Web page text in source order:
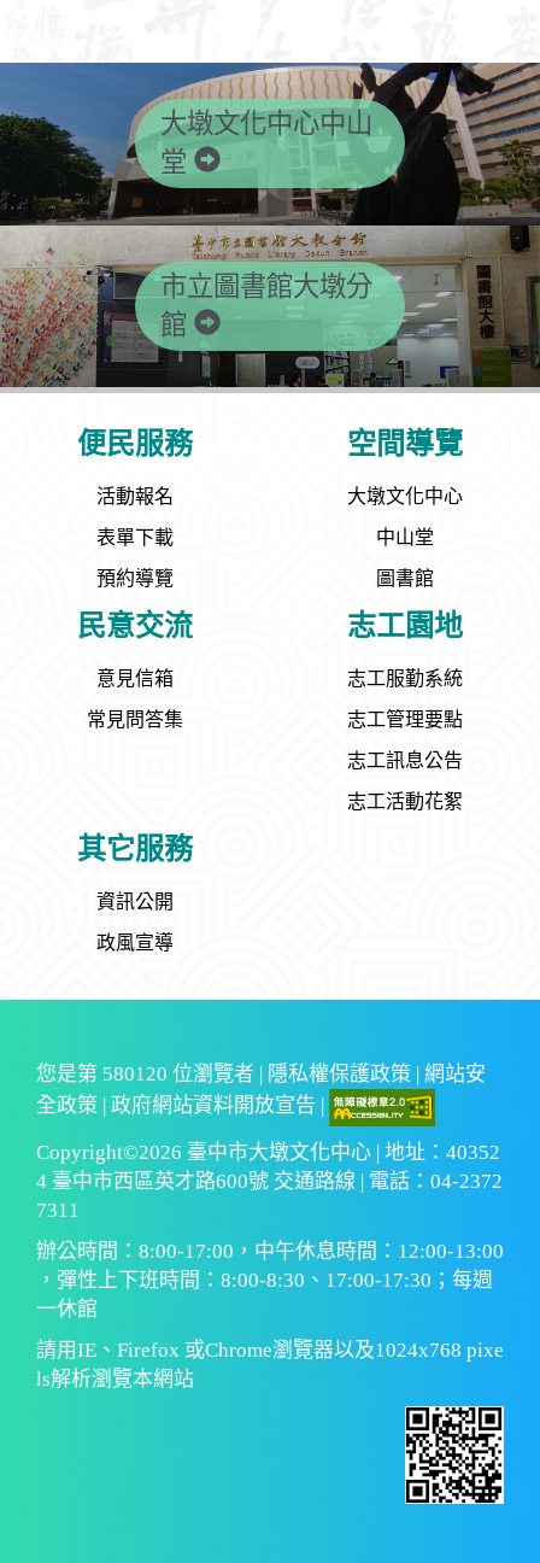
大墩文化中心中山
堂
市立圖書館大墩分
館
便民服務
活動報名
表單下載
預約導覽
空間導覽
大墩文化中心
中山堂
圖書館
民意交流
意見信箱
常見問答集
志工園地
志工服勤系統
志工管理要點
志工訊息公告
志工活動花絮
其它服務
資訊公開
政風宣導
您是第 580120 位瀏覽者 | 隱私權保護政策 | 網站安
全政策
政府網站資料開放宣告
Copyright©2026 臺中市大墩文化中心 | 地址：40352
4 臺中市西區英才路600號 交通路線 | 電話：04-2372
7311
辦公時間：8:00-17:00，中午休息時間：12:00-13:00
，彈性上下班時間：8:00-8:30、17:00-17:30；每週
一休館
請用IE、Firefox 或Chrome瀏覽器以及1024x768 pixe
ls解析瀏覽本網站